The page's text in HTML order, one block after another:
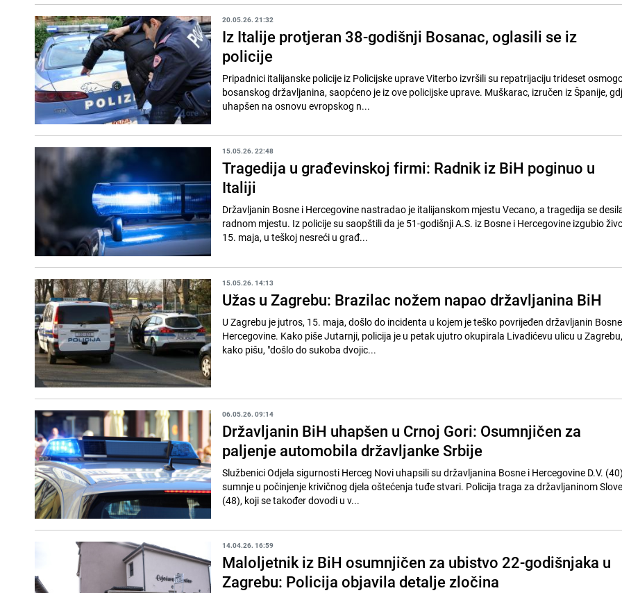
20.05.26. 21:32
Iz Italije protjeran 38-godišnji Bosanac, oglasili se iz
policije
Pripadnici italijanske policije iz Policijske uprave Viterbo izvršili su repatrijaciju trideset
bosanskog državljanina, saopćeno je iz ove policijske uprave. Muškarac, izručen iz Španije,
uhapšen na osnovu evropskog n...
15.05.26. 22:48
Tragedija u građevinskoj firmi: Radnik iz BiH poginuo u
Italiji
Državljanin Bosne i Hercegovine nastradao je italijanskom mjestu Vecano, a tragedija se
radnom mjestu. Iz policije su saopštili da je 51-godišnji A.S. iz Bosne i Hercegovine izgubio
15. maja, u teškoj nesreći u građ...
15.05.26. 14:13
Užas u Zagrebu: Brazilac nožem napao državljanina BiH
U Zagrebu je jutros, 15. maja, došlo do incidenta u kojem je teško povrijeđen državljanin
Hercegovine. Kako piše Jutarnji, policija je u petak ujutro okupirala Livadićevu ulicu u
kako pišu, "došlo do sukoba dvojic...
06.05.26. 09:14
Državljanin BiH uhapšen u Crnoj Gori: Osumnjičen za
paljenje automobila državljanke Srbije
Službenici Odjela sigurnosti Herceg Novi uhapsili su državljanina Bosne i Hercegovine D.V.
sumnje u počinjenje krivičnog djela oštećenja tuđe stvari. Policija traga za državljaninom
(48), koji se također dovodi u v...
14.04.26. 16:59
Maloljetnik iz BiH osumnjičen za ubistvo 22-godišnjaka u
Zagrebu: Policija objavila detalje zločina